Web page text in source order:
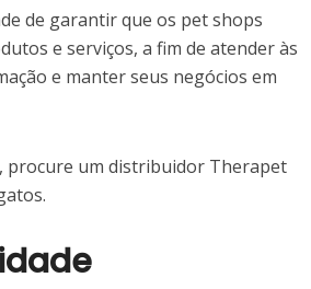
de garantir que os pet shops
e serviços, a fim de atender às
e manter seus negócios em
procure um distribuidor Therapet